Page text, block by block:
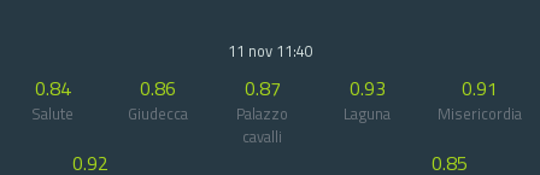
11 nov 11:40
0.84
Salute
0.86
Giudecca
0.87
Palazzo
cavalli
0.93
Laguna
0.91
Misericordia
0.92 0.85